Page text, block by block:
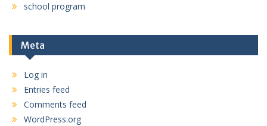
school program
Meta
Log in
Entries feed
Comments feed
WordPress.org